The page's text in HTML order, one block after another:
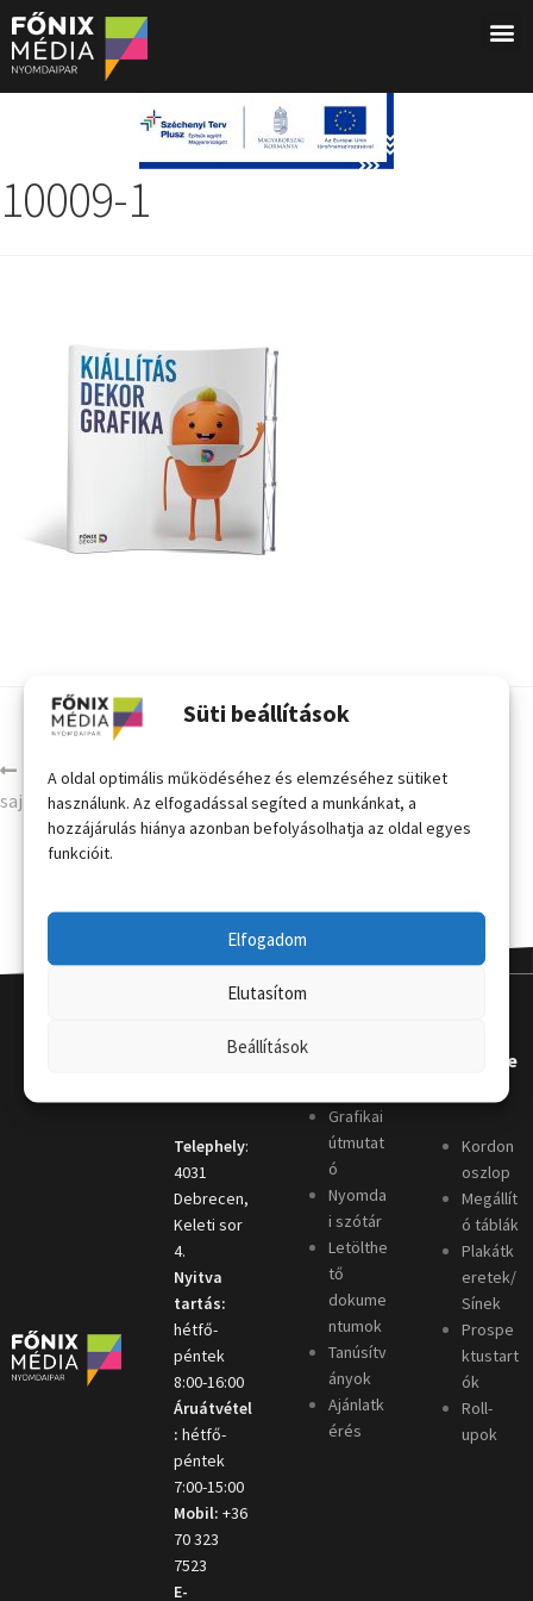
Süti beállítások
A oldal optimális működéséhez és elemzéséhez sütiket
használunk. Az elfogadással segíted a munkánkat, a
hozzájárulás hiánya azonban befolyásolhatja az oldal egyes
funkcióit.
Elfogadom
Elutasítom
Beállítások
10009-1
3 x 3 íves mágneses pop-up
sajtófal kis hordtáskával
Kapcsola
Telephely:
4031
Debrecen,
Keleti sor
4.
Nyitva
tartás:
hétfő-
péntek
8:00-16:00
Áruátvétel
: hétfő-
péntek
7:00-15:00
Mobil: +36
70 323
7523
E-
Hasznos
Grafikai
útmutat
ó
Nyomda
i szótár
Letölthe
tő
dokume
ntumok
Tanúsítv
ányok
Ajánlatk
érés
Terméke
Kordon
oszlop
Megállít
ó táblák
Plakátk
eretek/
Sínek
Prospe
ktustart
ók
Roll-
upok